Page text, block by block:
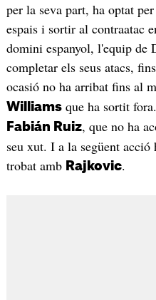
per la seva part, ha optat
espais i sortir al contraatac
domini espanyol, l'equip de
completar els seus atacs,
ocasió no ha arribat fins al
Williamsque ha sortit
Fabián Ruiz, que no ha
seu xut. I a la següent
trobat amb Rajkovic.